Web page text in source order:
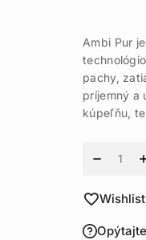
Ambi Pur
pachy,
príjemný a
kúpeľňu,
Wishlist